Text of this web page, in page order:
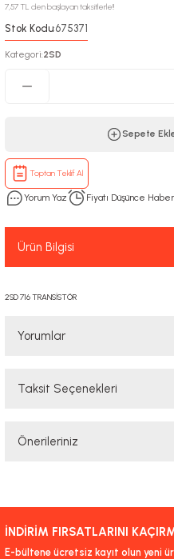
7,57 TL den başlayan taksitlerle!!
Stok Kodu:675371
Kategori:2SD
Sepete
Toptan Teklif Al
Yorum Yaz Fiyatı Düşünce
Ürün Bilgisi
2SD 716 TRANSİSTÖR
Yorumlar
Taksit Seçenekleri
Önerileriniz
yetersiz gördüğünüz noktaları öneri
iletebilirsiniz.
Görüş ve önerileriniz için teşekkür
İNDİRİM FIRSATLARINI
E-bültene ücretsiz kayıt olun yeni